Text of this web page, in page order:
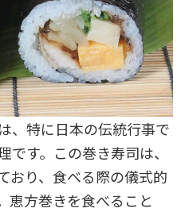
、特に日本の伝統行事で
す。この巻き寿司は、
おり、食べる際の儀式的
恵方巻きを食べること